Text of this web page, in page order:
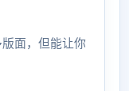
面，但能让你